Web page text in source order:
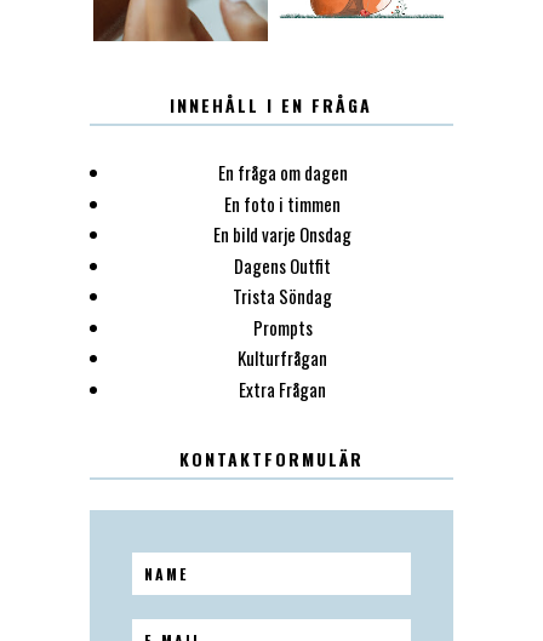
INNEHÅLL I EN FRÅGA
En fråga om dagen
En foto i timmen
En bild varje Onsdag
Dagens Outfit
Trista Söndag
Prompts
Kulturfrågan
Extra Frågan
KONTAKTFORMULÄR